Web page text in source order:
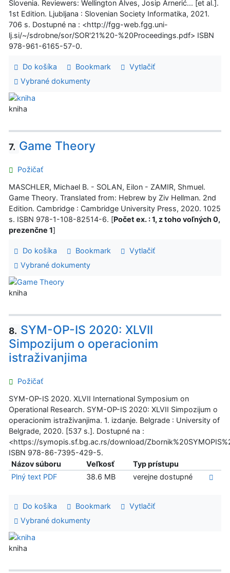
Slovenia. Reviewers: Wellington Alves, Josip Arnerić... [et al.].
1st Edition. Ljubljana : Slovenian Society Informatika, 2021.
706 s. Dostupné na : <http://fgg-web.fgg.uni-
lj.si/~/sdrobne/sor/SOR'21%20-%20Proceedings.pdf> ISBN
978-961-6165-57-0.
Do košíka Bookmark
Vytlačiť
Vybrané dokumenty
kniha
7. Game Theory
Požičať
MASCHLER, Michael B. - SOLAN, Eilon - ZAMIR, Shmuel.
Game Theory. Translated from: Hebrew by Ziv Hellman. 2nd
Edition. Cambridge : Cambridge University Press, 2020. 1025
s. ISBN 978-1-108-82514-6. [Počet ex. : 1, z toho voľných 0,
prezenčne 1]
Do košíka Bookmark
Vytlačiť
Vybrané dokumenty
kniha
8. SYM-OP-IS 2020: XLVII
Simpozijum o operacionim
istraživanjima
Požičať
SYM-OP-IS 2020. XLVII International Symposium on
Operational Research. SYM-OP-IS 2020: XLVII Simpozijum o
operacionim istraživanjima. 1. izdanje. Belgrade : University of
Belgrade, 2020. [537 s.]. Dostupné na :
<https://symopis.sf.bg.ac.rs/download/
ISBN 978-86-7395-429-5.
Názov súboru
Veľkosť
Typ prístupu
Plný text PDF
38.6 MB verejne dostupné
Do košíka Bookmark
Vytlačiť
Vybrané dokumenty
kniha